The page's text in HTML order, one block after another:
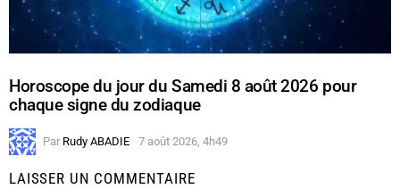
Horoscope du jour du Samedi 8 août 2026 pour
chaque signe du zodiaque
Par Rudy ABADIE 7 août 2026, 4h49
LAISSER UN COMMENTAIRE